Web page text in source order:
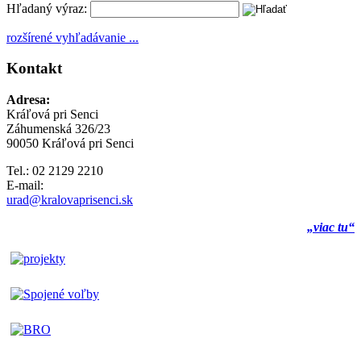
Hľadaný výraz:
rozšírené vyhľadávanie ...
Kontakt
Adresa:
Kráľová pri Senci
Záhumenská 326/23
90050 Kráľová pri Senci
Tel.: 02 2129 2210
E-mail:
urad@kralovaprisenci.sk
„viac tu“